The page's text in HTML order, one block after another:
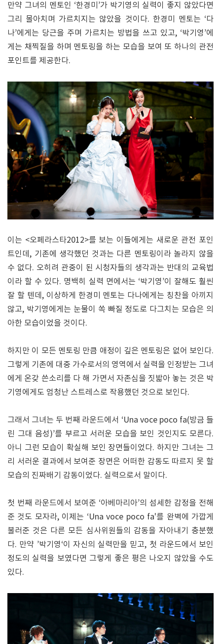
만약 그녀의 멘토인 ‘한경미’가 박기영의 실력이 좋지 않았다면
그리 몰아치며 가르치지는 않았을 것이다. 한경미 멘토는 ‘다
나’에게는 당근을 주며 가르치는 방법을 쓰고 있고, ‘박기영’에
게는 채찍질을 하며 멘토링을 하는 모습을 보여 또 하나의 관전
포인트를 제공한다.
이는 <오페라스타2012>를 보는 이들에게는 새로운 관전 포인
트인데, 기존에 생각했던 것과는 다른 멘토링이라 놀라지 않을
수 없다. 오히려 관중이 된 시청자들의 생각과는 반대의 교육법
이라 할 수 있다. 명백히 실력 면에서는 ‘박기영’이 잘해도 훨씬
잘 할 텐데, 이상하게 한경미 멘토는 다나에게는 칭찬을 아끼지
않고, 박기영에게는 눈물이 쏙 빠질 정도로 다그치는 모습은 의
아한 모습이었을 것이다.
하지만 이 모든 멘토링 만큼 애정이 깊은 멘토링은 없어 보인다.
그렇게 기존에 대중 가수로서의 영역에서 실력을 인정받는 그녀
에게 온갖 쓴소리를 다 해 가면서 자존심을 짓밟아 놓는 것은 박
기영에게도 엄청난 스트레스로 작용했던 것으로 보인다.
그래서 그녀는 두 번째 라운드에서 ‘Una voce poco fa(방금 들
린 그대 음성)’를 부르고 서러운 모습을 보인 것인지도 모른다.
아니 그런 모습이 확실해 보인 장면들이었다. 하지만 그녀는 그
리 서러운 결과에서 보여준 장면은 어떠한 감동도 따르지 못 할
모습의 진짜배기 감동이었다. 실력으로서 말이다.
첫 번째 라운드에서 보여준 ‘아베마리아’의 섬세한 감정을 전해
준 것도 모자라, 이제는 ‘Una voce poco fa'를 완벽에 가깝게
불러준 것은 다른 모든 심사위원들의 감동을 자아내기 충분했
다. 만약 ’박기영‘이 자신의 실력만을 믿고, 첫 라운드에서 보인
정도의 실력을 보였다면 그렇게 좋은 평은 나오지 않았을 수도
있다.